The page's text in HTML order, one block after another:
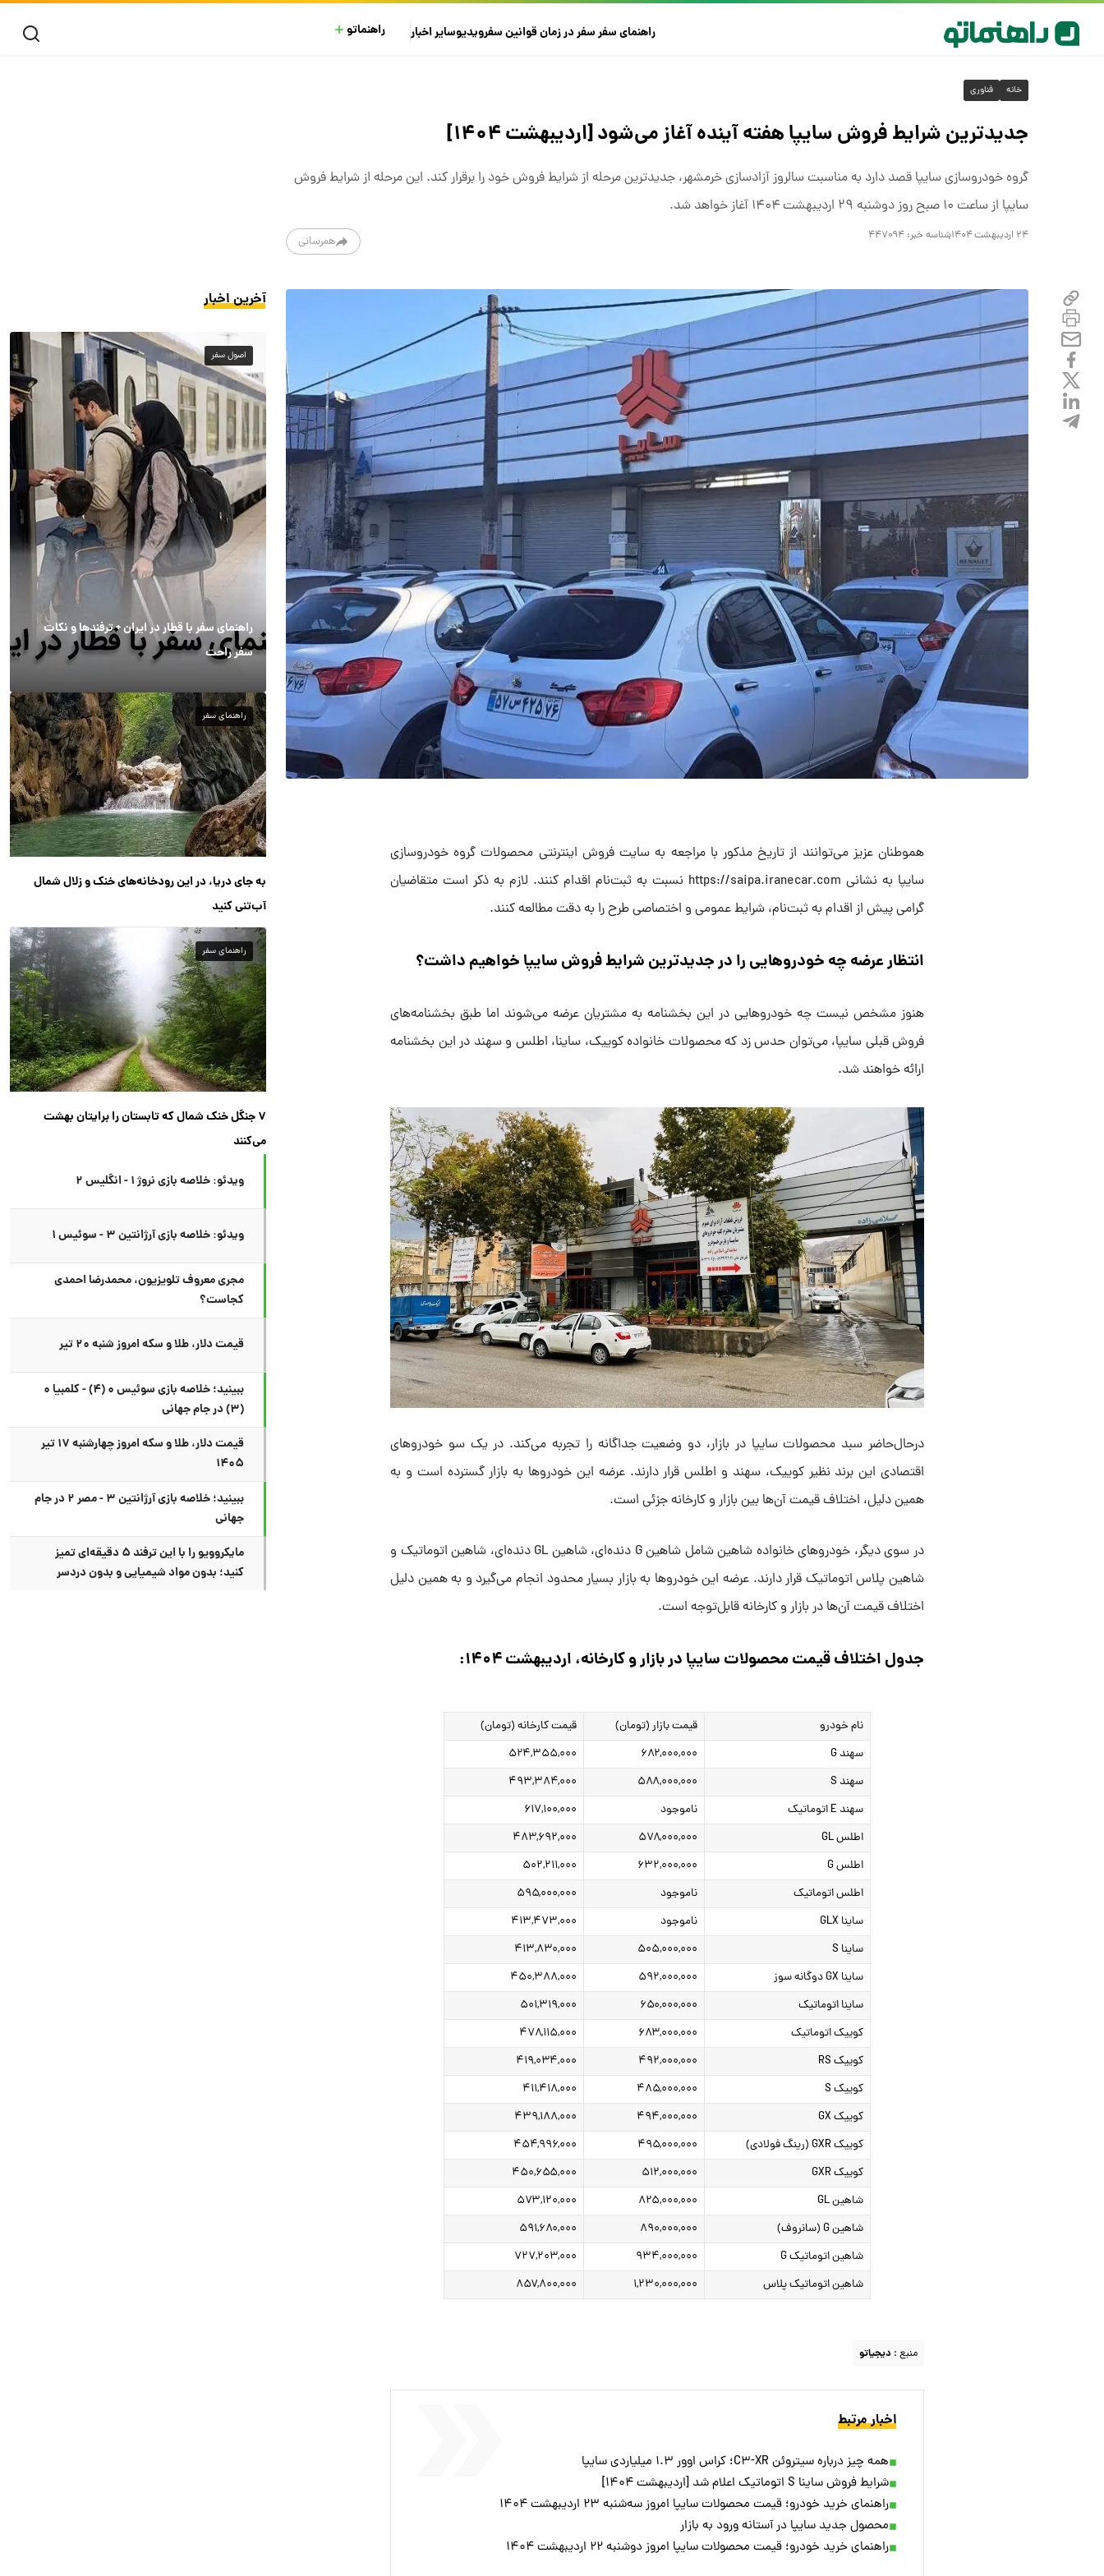
راهنمای سفرسفر در زمانقوانین سفرویدیوسایراخبار راهنماتو
خانه فناوری
جدیدترین شرایط فروش سایپا هفته آینده آغاز می‌شود [اردیبهشت ۱۴۰۴]
گروه خودروسازی سایپا قصد دارد به مناسبت سالروز آزادسازی خرمشهر، جدیدترین مرحله از شرایط فروش خود را برقرار کند. این مرحله از شرایط فروش
سایپا از ساعت ۱۰ صبح روز دوشنبه ۲۹ اردیبهشت ۱۴۰۴ آغاز خواهد شد.
۲۴ اردیبهشت ۱۴۰۴ شناسه خبر: ۴۴۷۰۹۴ همرسانی
هموطنان عزیز می‌توانند از تاریخ مذکور با مراجعه به سایت فروش اینترنتی محصولات گروه خودروسازی
سایپا به نشانی https://saipa.iranecar.com نسبت به ثبت‌نام اقدام کنند. لازم به ذکر است متقاضیان
گرامی پیش از اقدام به ثبت‌نام، شرایط عمومی و اختصاصی طرح را به‌ دقت مطالعه کنند.
انتظار عرضه چه خودروهایی را در جدیدترین شرایط فروش سایپا خواهیم داشت؟
هنوز مشخص نیست چه خودروهایی در این بخشنامه به مشتریان عرضه می‌شوند اما طبق بخشنامه‌های
فروش قبلی سایپا، می‌توان حدس زد که محصولات خانواده کوییک، ساینا، اطلس و سهند در این بخشنامه
ارائه خواهند شد.
درحال‌حاضر سبد محصولات سایپا در بازار، دو وضعیت جداگانه را تجربه می‌کند. در یک سو خودروهای
اقتصادی این برند نظیر کوییک، سهند و اطلس قرار دارند. عرضه این خودروها به بازار گسترده است و به
همین دلیل، اختلاف قیمت آن‌ها بین بازار و کارخانه جزئی است.
در سوی دیگر، خودروهای خانواده شاهین شامل شاهین G دنده‌ای، شاهین GL‌ دنده‌ای، شاهین اتوماتیک و
شاهین پلاس اتوماتیک قرار دارند. عرضه این خودروها به بازار بسیار محدود انجام می‌گیرد و به همین دلیل
اختلاف قیمت آن‌ها در بازار و کارخانه قابل‌توجه است.
جدول اختلاف قیمت محصولات سایپا در بازار و کارخانه، اردیبهشت ۱۴۰۴:
نام خودرو قیمت بازار (تومان)
قیمت کارخانه (تومان)
سهند G
۶۸۲,۰۰۰,۰۰۰
۵۲۴,۳۵۵,۰۰۰
سهند S
۵۸۸,۰۰۰,۰۰۰
۴۹۳,۳۸۴,۰۰۰
سهند E اتوماتیک
ناموجود
۶۱۷,۱۰۰,۰۰۰
اطلس GL
۵۷۸,۰۰۰,۰۰۰
۴۸۳,۶۹۲,۰۰۰
اطلس G
۶۳۲,۰۰۰,۰۰۰
۵۰۲,۲۱۱,۰۰۰
اطلس اتوماتیک
ناموجود
۵۹۵,۰۰۰,۰۰۰
ساینا GLX
ناموجود
۴۱۳,۴۷۳,۰۰۰
ساینا S
۵۰۵,۰۰۰,۰۰۰
۴۱۳,۸۳۰,۰۰۰
ساینا GX دوگانه سوز
۵۹۲,۰۰۰,۰۰۰
۴۵۰,۳۸۸,۰۰۰
ساینا اتوماتیک
۶۵۰,۰۰۰,۰۰۰
۵۰۱,۳۱۹,۰۰۰
کوییک اتوماتیک
۶۸۳,۰۰۰,۰۰۰
۴۷۸,۱۱۵,۰۰۰
کوییک RS
۴۹۲,۰۰۰,۰۰۰
۴۱۹,۰۳۴,۰۰۰
کوییک S
۴۸۵,۰۰۰,۰۰۰
۴۱۱,۴۱۸,۰۰۰
کوییک GX
۴۹۴,۰۰۰,۰۰۰
۴۳۹,۱۸۸,۰۰۰
کوییک GXR (رینگ فولادی)
۴۹۵,۰۰۰,۰۰۰
۴۵۴,۹۹۶,۰۰۰
کوییک GXR
۵۱۲,۰۰۰,۰۰۰
۴۵۰,۶۵۵,۰۰۰
شاهین GL
۸۲۵,۰۰۰,۰۰۰
۵۷۳,۱۲۰,۰۰۰
شاهین G (سانروف)
۸۹۰,۰۰۰,۰۰۰
۵۹۱,۶۸۰,۰۰۰
شاهین اتوماتیک G
۹۳۴,۰۰۰,۰۰۰
۷۲۷,۲۰۳,۰۰۰
شاهین اتوماتیک پلاس
۱,۲۳۰,۰۰۰,۰۰۰ ۸۵۷,۸۰۰,۰۰۰
منبع : دیجیاتو
اخبار مرتبط
همه چیز درباره سیتروئن C۳-XR؛ کراس اوور ۱.۳ میلیاردی سایپا
شرایط فروش ساینا S اتوماتیک اعلام شد [اردیبهشت ۱۴۰۴]
راهنمای خرید خودرو؛ قیمت محصولات سایپا امروز سه‌شنبه ۲۳ اردیبهشت ۱۴۰۴
محصول جدید سایپا در آستانه ورود به بازار
راهنمای خرید خودرو؛ قیمت محصولات سایپا امروز دوشنبه ۲۲ اردیبهشت ۱۴۰۴
آخرین اخبار
اصول سفر
راهنمای سفر با قطار در ایران + ترفندها و نکات
سفر راحت
راهنمای سفر
به جای دریا، در این رودخانه‌های خنک و زلال شمال
آب‌تنی کنید
راهنمای سفر
۷ جنگل خنک شمال که تابستان را برایتان بهشت
می‌کنند
ویدئو: خلاصه بازی نروژ ۱ - انگلیس ۲
ویدئو: خلاصه بازی آرژانتین ۳ - سوئیس ۱
مجری معروف تلویزیون، محمدرضا احمدی
کجاست؟
قیمت دلار، طلا و سکه امروز شنبه ۲۰ تیر
ببینید؛ خلاصه بازی سوئیس ۰ (۴) - کلمبیا ۰
(۳) در جام جهانی
قیمت دلار، طلا و سکه امروز چهارشنبه ۱۷ تیر
۱۴۰۵
ببینید؛ خلاصه بازی آرژانتین ۳ - مصر ۲ در جام
جهانی
مایکروویو را با این ترفند ۵ دقیقه‌ای تمیز
کنید؛ بدون مواد شیمیایی و بدون دردسر